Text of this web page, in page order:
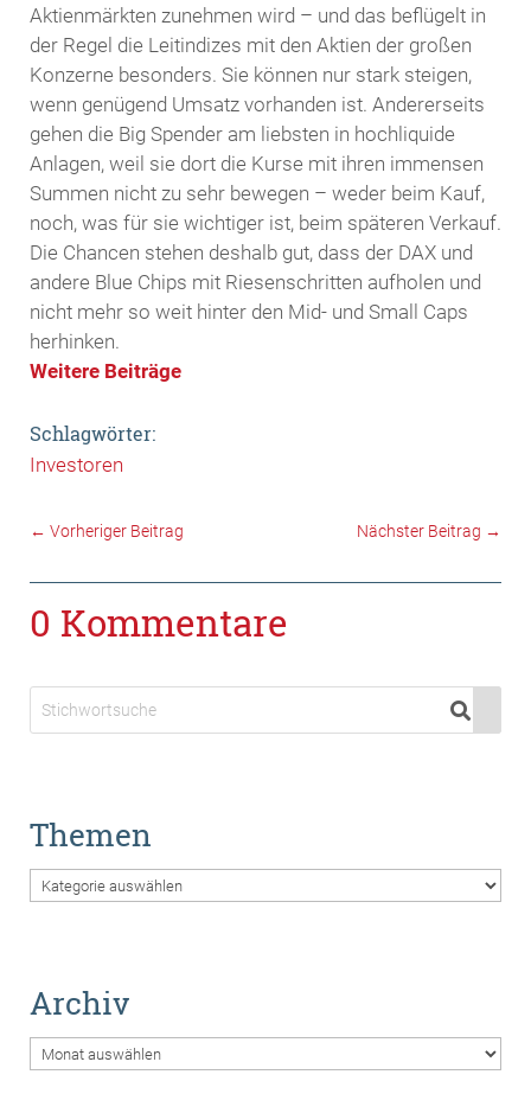
Aktienmärkten zunehmen wird – und das beflügelt in
der Regel die Leitindizes mit den Aktien der großen
Konzerne besonders. Sie können nur stark steigen,
wenn genügend Umsatz vorhanden ist. Andererseits
gehen die Big Spender am liebsten in hochliquide
Anlagen, weil sie dort die Kurse mit ihren immensen
Summen nicht zu sehr bewegen – weder beim Kauf,
noch, was für sie wichtiger ist, beim späteren Verkauf.
Die Chancen stehen deshalb gut, dass der DAX und
andere Blue Chips mit Riesenschritten aufholen und
nicht mehr so weit hinter den Mid- und Small Caps
herhinken.
Weitere Beiträge
Schlagwörter:
Investoren
← Vorheriger Beitrag Nächster Beitrag →
0 Kommentare
Themen
Themen
Archiv
Archiv